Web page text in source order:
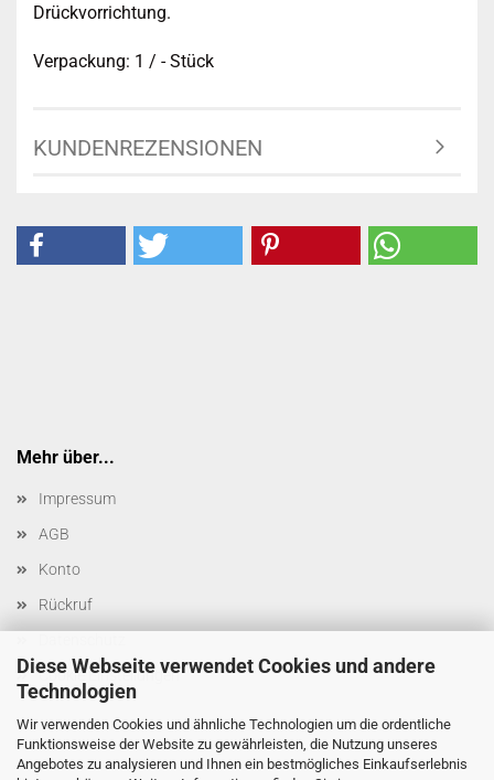
Diese Webseite verwendet Cookies und andere
Technologien
Wir verwenden Cookies und ähnliche Technologien um die ordentliche
Funktionsweise der Website zu gewährleisten, die Nutzung unseres
Angebotes zu analysieren und Ihnen ein bestmögliches Einkaufserlebnis
Drückvorrichtung.
Verpackung: 1 / - Stück
KUNDENREZENSIONEN
Mehr über...
Impressum
AGB
Konto
Rückruf
Cookie Einstellungen